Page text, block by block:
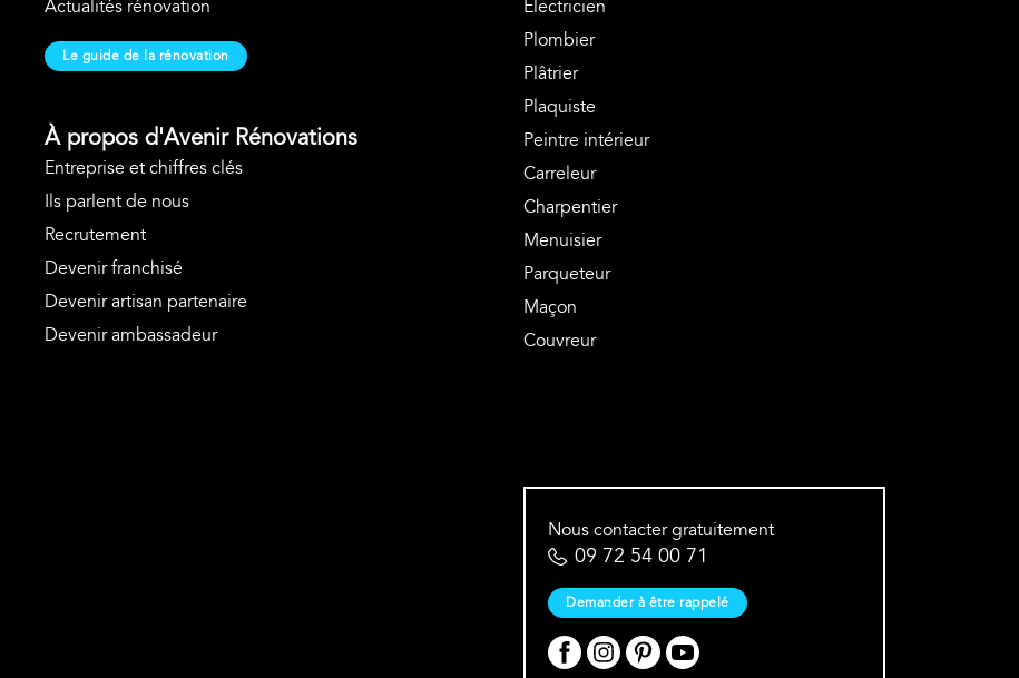
Actualités rénovation
Le guide de la rénovation
À propos d'Avenir Rénovations
Entreprise et chiffres clés
Ils parlent de nous
Recrutement
Devenir franchisé
Devenir artisan partenaire
Devenir ambassadeur
Electricien
Plombier
Plâtrier
Plaquiste
Peintre intérieur
Carreleur
Charpentier
Menuisier
Parqueteur
Maçon
Couvreur
Nous contacter gratuitement
09 72 54 00 71
Demander à être rappelé